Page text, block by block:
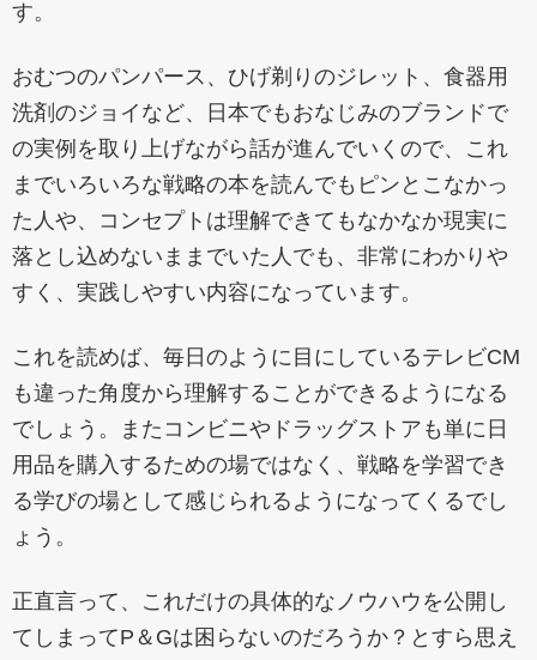
す。
おむつのパンパース、ひげ剃りのジレット、食器用
洗剤のジョイなど、日本でもおなじみのブランドで
の実例を取り上げながら話が進んでいくので、これ
までいろいろな戦略の本を読んでもピンとこなかっ
た人や、コンセプトは理解できてもなかなか現実に
落とし込めないままでいた人でも、非常にわかりや
すく、実践しやすい内容になっています。
これを読めば、毎日のように目にしているテレビCM
も違った角度から理解することができるようになる
でしょう。またコンビニやドラッグストアも単に日
用品を購入するための場ではなく、戦略を学習でき
る学びの場として感じられるようになってくるでし
ょう。
正直言って、これだけの具体的なノウハウを公開し
てしまってP＆Gは困らないのだろうか？とすら思え